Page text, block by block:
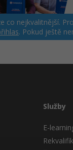
co nejkvalitnější.
. Pokud ještě
Služby
E-